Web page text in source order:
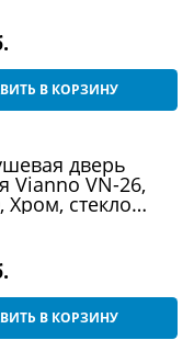
В КОРЗИНУ
дверь
Vianno VN-26,
Хром, стекло
В КОРЗИНУ